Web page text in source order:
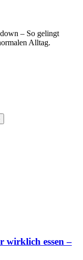
– So gelingt
Alltag.
wirklich essen –